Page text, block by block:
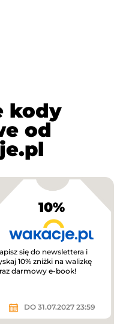
kody
od
10%
się do newslettera i
10% zniżki na walizkę
darmowy e-book!
DO 31.07.2027 23:59